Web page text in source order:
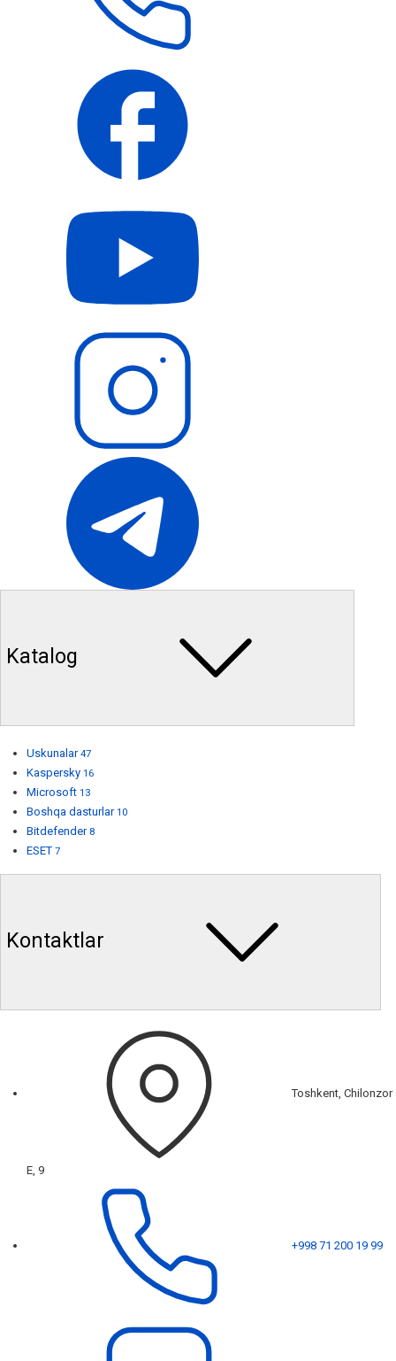
Katalog
Uskunalar 47
Kaspersky 16
Microsoft 13
Boshqa dasturlar 10
Bitdefender 8
ESET 7
Kontaktlar
Toshkent, Chilonzor
E, 9
+998 71 200 19 99